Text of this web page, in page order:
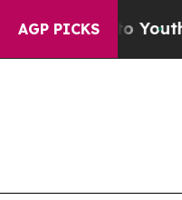
AGP PICKS
to Youth Brazil